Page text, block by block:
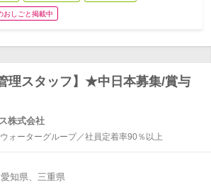
おしごと掲載中
理スタッフ】★中日本募集/賞与
株式会社
ォーターグループ／社員定着率90％以上
知県、三重県